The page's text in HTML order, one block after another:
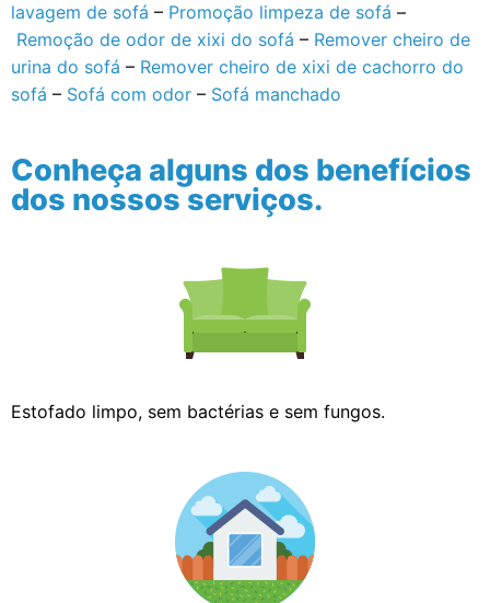
lavagem de sofá – Promoção limpeza de sofá –
Remoção de odor de xixi do sofá – Remover cheiro de
urina do sofá – Remover cheiro de xixi de cachorro do
sofá – Sofá com odor – Sofá manchado
Conheça alguns dos benefícios
dos nossos serviços.
Estofado limpo, sem bactérias e sem fungos.